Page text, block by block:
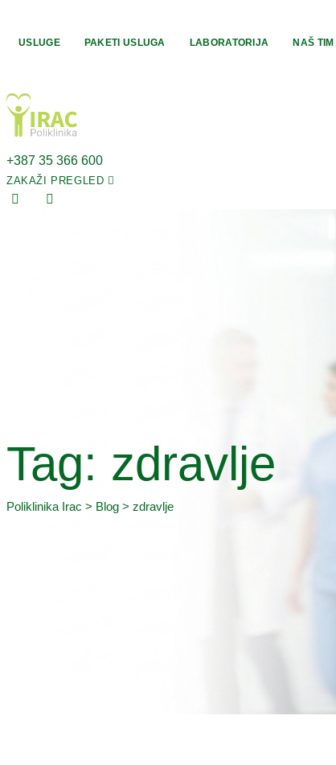
USLUGE PAKETI USLUGA LABORATORIJA NAŠ TIM
+387 35 366 600
ZAKAŽI PREGLED
Tag: zdravlje
Poliklinika Irac > Blog > zdravlje